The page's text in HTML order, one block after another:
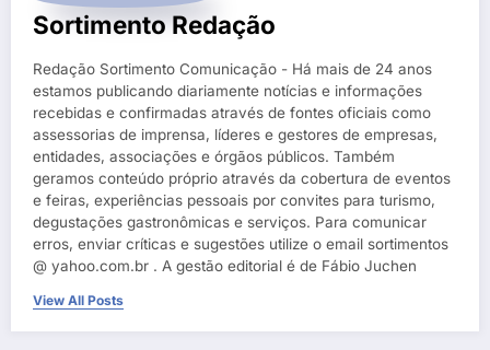
Sortimento Redação
Redação Sortimento Comunicação - Há mais de 24 anos
estamos publicando diariamente notícias e informações
recebidas e confirmadas através de fontes oficiais como
assessorias de imprensa, líderes e gestores de empresas,
entidades, associações e órgãos públicos. Também
geramos conteúdo próprio através da cobertura de eventos
e feiras, experiências pessoais por convites para turismo,
degustações gastronômicas e serviços. Para comunicar
erros, enviar críticas e sugestões utilize o email sortimentos
@ yahoo.com.br . A gestão editorial é de Fábio Juchen
View All Posts